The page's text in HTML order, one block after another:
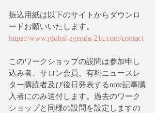
振込用紙は以下のサイトからダウンロ
ードお願いいたします。
https://www.global-agenda-21c.com/contact
このワークショップの設問は参加申し
込み者、サロン会員、有料ニュースレ
ター購読者及び後日発表するnote記事購
入者にのみ送付します。過去のワーク
ショップと同様の設問を設定しますの